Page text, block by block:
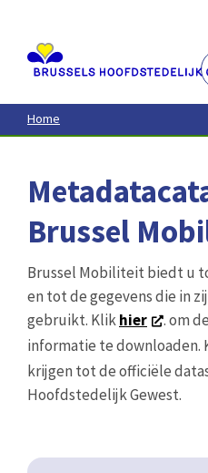
contenu
principal
Home
Brussel
Brussel Mobiliteit biedt u
en tot de gegevens die in
gebruikt. Klikhier
. om
informatie te downloaden.
krijgen tot de officiële
Hoofdstedelijk Gewest.